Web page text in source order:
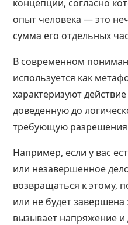
концепции, согласно
опыт человека — это
сумма его отдельных
В современном
используется как
характеризуют
доведенную до
требующую разрешения
Например, если у вас
или незавершенное
возвращаться к этому,
или не будет завершена
вызывает напряжение